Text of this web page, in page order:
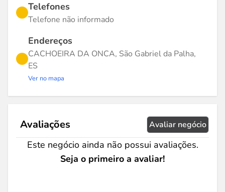
Telefones
Telefone não informado
Endereços
CACHOEIRA DA ONCA, São Gabriel da Palha,
ES
Ver no mapa
Avaliações Avaliar negócio
Este negócio ainda não possui avaliações.
Seja o primeiro a avaliar!